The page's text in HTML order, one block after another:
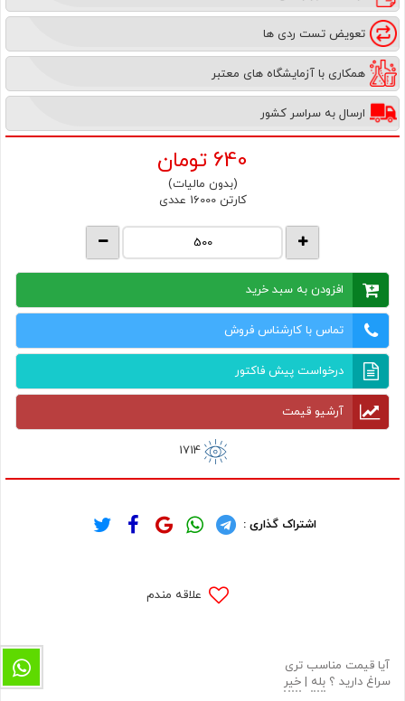
تعویض تست ردی ها
همکاری با آزمایشگاه های معتبر
ارسال به سراسر کشور
640 تومان
(بدون مالیات)
کارتن 16000 عددی
افزودن به سبد خرید
تماس با کارشناس فروش
درخواست پیش فاکتور
آرشیو قیمت
1714
اشتراک گذاری :
علاقه مندم
آیا قیمت مناسب تری
سراغ دارید ؟ بله | خیر